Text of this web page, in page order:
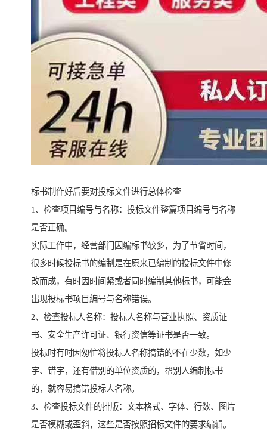
标书制作好后要对投标文件进行总体检查
1、检查项目编号与名称：投标文件整篇项目编号与名称
是否正确。
实际工作中，经营部门因编标书较多，为了节省时间，
很多时候投标书的编制是在原来已编制的投标文件中修
改而成，有时因时间紧或者同时编制其他标书，可能会
出现投标书项目编号与名称错误。
2、检查投标人名称：投标人名称与营业执照、资质证
书、安全生产许可证、银行资信等证书是否一致。
投标时有时因匆忙将投标人名称搞错的不在少数，如少
字、错字，还有借别的单位资质的，帮别人编制标书
的，就容易搞错投标人名称。
3、检查投标文件的排版：文本格式、字体、行数、图片
是否模糊或歪斜，这些是否按照招标文件的要求编辑。